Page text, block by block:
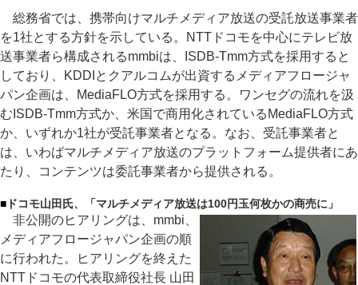
総務省では、携帯向けマルチメディア放送の受託放送事業者
を1社とする方針を示している。NTTドコモを中心にテレビ放
送事業者ら構成されるmmbiは、ISDB-Tmm方式を採用すると
しており、KDDIとクアルコムが出資するメディアフロージャ
パン企画は、MediaFLO方式を採用する。ワンセグの流れを汲
むISDB-Tmm方式か、米国で商用化されているMediaFLO方式
か、いずれか1社が受託事業者となる。なお、受託事業者と
は、いわばマルチメディア放送のプラットフォーム提供者にあ
たり、コンテンツは委託事業者から提供される。
■ ドコモ山田氏、「マルチメディア放送は100円玉何枚かの商売に」
非公開のヒアリングは、mmbi、
メディアフロージャパン企画の順
に行われた。ヒアリングを終えた
NTTドコモの代表取締役社長 山田